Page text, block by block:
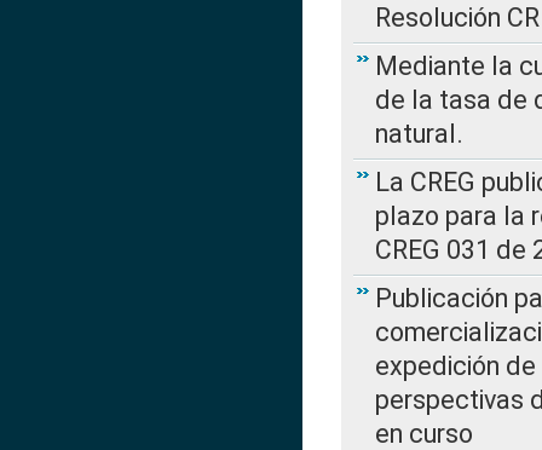
Resolución
Mediante la
de la tasa de
natural.
La CREG
plazo para la
CREG 031 de
Publicación
expedición de
perspectivas
en curso